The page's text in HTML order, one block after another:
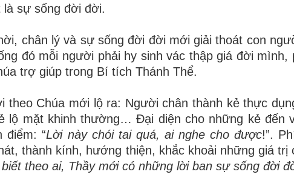
là sự sống đời đời.
chân lý và sự sống đời đời mới giải thoát con
đó mỗi người phải hy sinh vác thập giá đời mình,
trợ giúp trong Bí tích Thánh Thể.
Chúa mới lộ ra: Người chân thành kẻ thực
lộ mặt khinh thường… Đại diện cho những kẻ đến
điểm: “Lời này chói tai quá, ai nghe cho được!”.
thành kính, hướng thiện, khắc khoải những giá trị
theo ai, Thầy mới có những lời ban sự sống đời